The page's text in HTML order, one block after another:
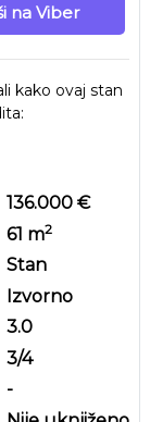
na Viber
kako ovaj stan
136.000 €
61 m2
Stan
Izvorno
3.0
3/4
-